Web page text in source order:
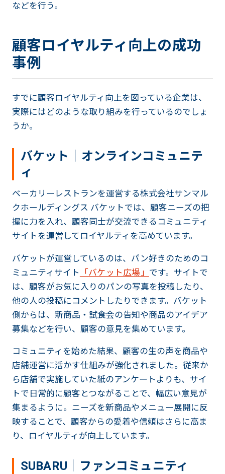
などを行う。
顧客ロイヤルティ向上の成功
事例
すでに顧客ロイヤルティ向上を図っている企業は、
実際にはどのような取り組みを行っているのでしょ
うか。
バケット｜オンラインコミュニテ
ィ
ベーカリーレストランを運営する株式会社サンマル
クホールディングス バケットでは、顧客ニーズの把
握に力を入れ、顧客同士が交流できるコミュニティ
サイトを運営してロイヤルティを高めています。
バケットが運営しているのは、パン好きのためのコ
ミュニティサイト
「バケット広場」 です。サイトで
は、顧客がお気に入りのパンの写真を投稿したり、
他の人の投稿にコメントしたりできます。バケット
側からは、新商品・試食会の告知や商品のアイデア
募集などを行い、顧客の意見を集めています。
コミュニティを始めた結果、顧客の生の声を商品や
店舗運営に活かす仕組みが強化されました。従来か
ら店舗で実施していた紙のアンケートよりも、サイ
トで日常的に顧客とつながることで、幅広い意見が
集まるように。ニーズを新商品やメニュー展開に反
映することで、顧客からの愛着や信頼はさらに高ま
り、ロイヤルティが向上しています。
SUBARU｜ファンコミュニティ